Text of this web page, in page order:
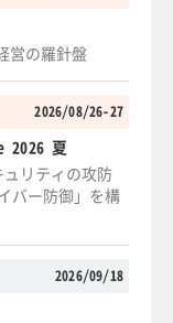
営の羅針盤
2026/08/26-27
2026 夏
リティの攻防
バー防御」を構
2026/09/18